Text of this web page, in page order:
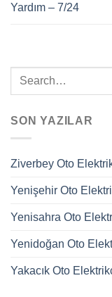
Yardım – 7/24
SON YAZILAR
Ziverbey Oto
Yenişehir Oto
Yenisahra Oto
Yenidoğan Oto
Yakacık Oto